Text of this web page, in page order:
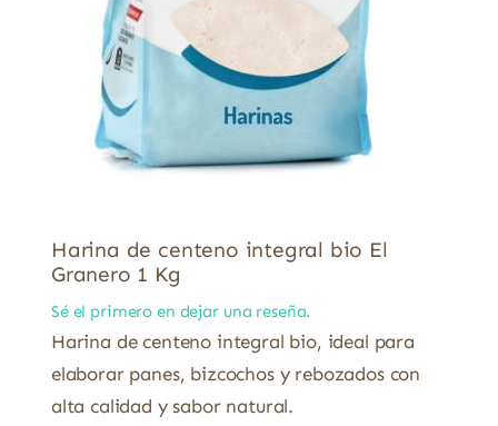
Harina de centeno integral bio El
Granero 1 Kg
Sé el primero en dejar una reseña.
Harina de centeno integral bio, ideal para
elaborar panes, bizcochos y rebozados con
alta calidad y sabor natural.